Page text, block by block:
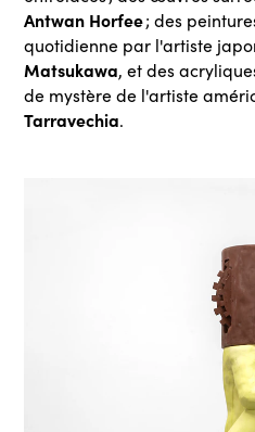
Antwan Horfee; des
quotidienne par l'artiste
Matsukawa, et des
de mystère de l'artiste
Tarravechia.